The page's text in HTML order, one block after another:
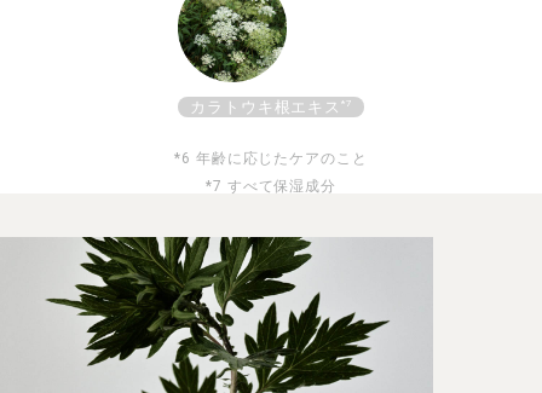
カラトウキ根エキス*7
*6 年齢に応じたケアのこと
*7 すべて保湿成分